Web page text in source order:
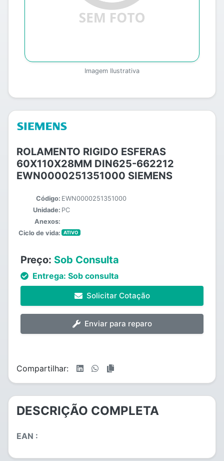
Imagem Ilustrativa
ROLAMENTO RIGIDO ESFERAS
60X110X28MM DIN625-662212
EWN0000251351000 SIEMENS
Código: EWN0000251351000
Unidade: PC
Anexos:
Ciclo de vida:
ATIVO
Preço: Sob Consulta
Entrega: Sob consulta
Solicitar Cotação
Enviar para reparo
Compartilhar:
DESCRIÇÃO COMPLETA
EAN :